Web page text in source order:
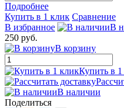
Подробнее
Купить в 1 клик Сравнение
В избранное
В
250 руб.
В корзину
Купить в
В наличии
Поделиться